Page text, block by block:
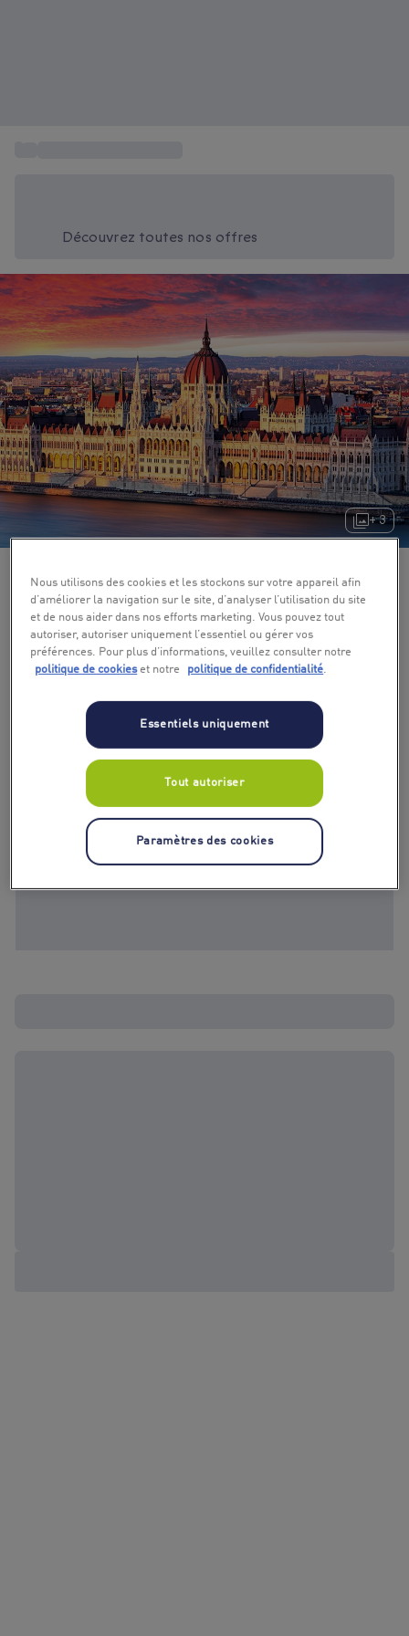
Découvrez toutes nos offres
+ 3
Nous utilisons des cookies et les stockons sur votre appareil afin
d’améliorer la navigation sur le site, d’analyser l’utilisation du site
et de nous aider dans nos efforts marketing. Vous pouvez tout
autoriser, autoriser uniquement l’essentiel ou gérer vos
préférences. Pour plus d’informations, veuillez consulter notre
politique de cookieset notre politique de confidentialité.
Essentiels uniquement
Tout autoriser
Paramètres des cookies